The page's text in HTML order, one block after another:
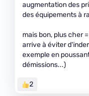
augmentation des
des équipements à
mais bon, plus cher
arrive à éviter
exemple en
démissions...)
2